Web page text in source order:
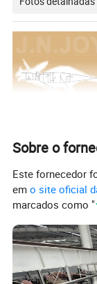
Sobre o
Este fornecedor
emo site oficial
marcados como "